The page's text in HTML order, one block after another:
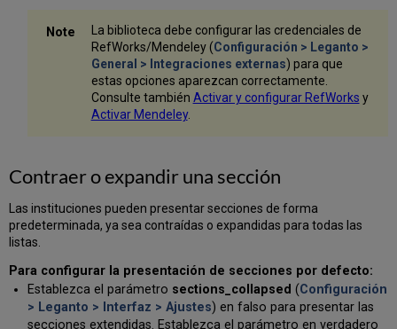
lista
Marcar
como
de
más
reciente
una
lista
a
uno
La biblioteca debe configurar las credenciales de
RefWorks/Mendeley (Configuración > Leganto >
General > Integraciones externas) para que
estas opciones aparezcan correctamente.
Consulte también Activar y configurar RefWorks y
Activar Mendeley.
Contraer o expandir una sección
Las instituciones pueden presentar secciones de forma
predeterminada, ya sea contraídas o expandidas para todas las
listas.
Para configurar la presentación de secciones por defecto:
Establezca el parámetro sections_collapsed (Configuración
> Leganto > Interfaz > Ajustes) en falso para presentar las
secciones extendidas. Establezca el parámetro en verdadero